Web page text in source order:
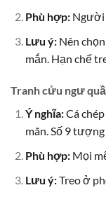
Phù hợp:Người
Lưu ý:Nên
mắn. Hạn chế
Tranh cửu ngư
Ý nghĩa:Cá
mãn. Số 9
Phù hợp:Mọi
Lưu ý:Treo ở